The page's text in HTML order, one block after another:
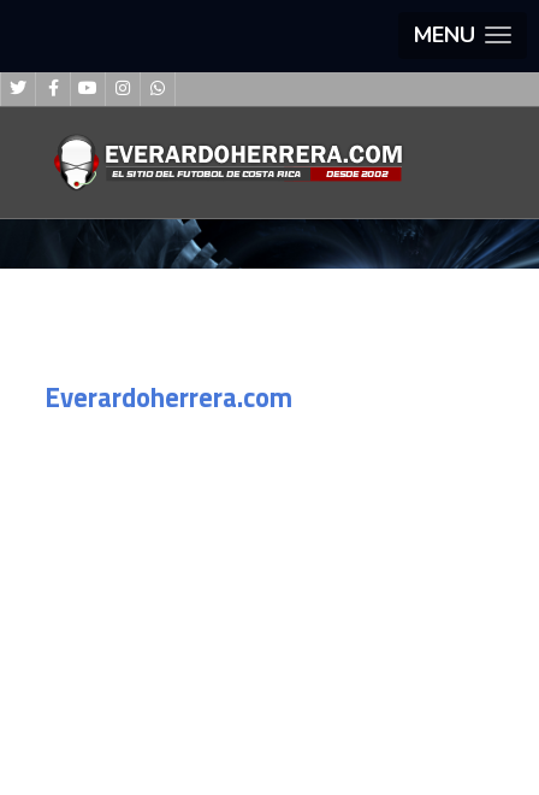
MENU
Everardoherrera.com